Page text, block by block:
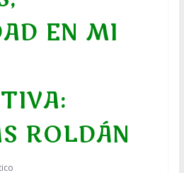
EN MI
ROLDÁN